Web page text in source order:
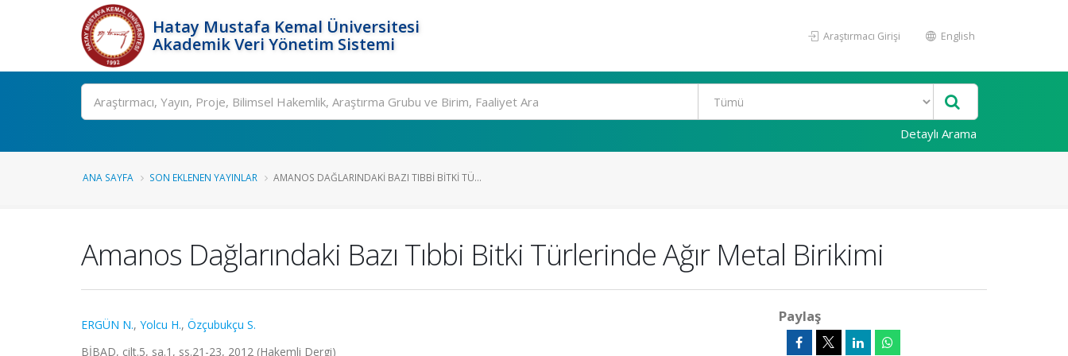
Hatay Mustafa Kemal Üniversitesi
Akademik Veri Yönetim Sistemi
Araştırmacı Girişi English
Ara
Detaylı Arama
ANA SAYFA SON EKLENEN YAYINLAR AMANOS DAĞLARINDAKI BAZI TIBBI BITKI TÜ...
Amanos Dağlarındaki Bazı Tıbbi Bitki Türlerinde Ağır Metal Birikimi
ERGÜN N., Yolcu H., Özçubukçu S.
BİBAD, cilt.5, sa.1, ss.21-23, 2012 (Hakemli Dergi)
Paylaş